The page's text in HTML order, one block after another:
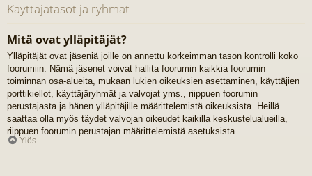
Käyttäjätasot ja ryhmät
Mitä ovat ylläpitäjät?
Ylläpitäjät ovat jäseniä joille on annettu korkeimman tason kontrolli koko
foorumiin. Nämä jäsenet voivat hallita foorumin kaikkia foorumin
toiminnan osa-alueita, mukaan lukien oikeuksien asettaminen, käyttäjien
porttikiellot, käyttäjäryhmät ja valvojat yms., riippuen foorumin
perustajasta ja hänen ylläpitäjille määrittelemistä oikeuksista. Heillä
saattaa olla myös täydet valvojan oikeudet kaikilla keskustelualueilla,
riippuen foorumin perustajan määrittelemistä asetuksista.
Ylös